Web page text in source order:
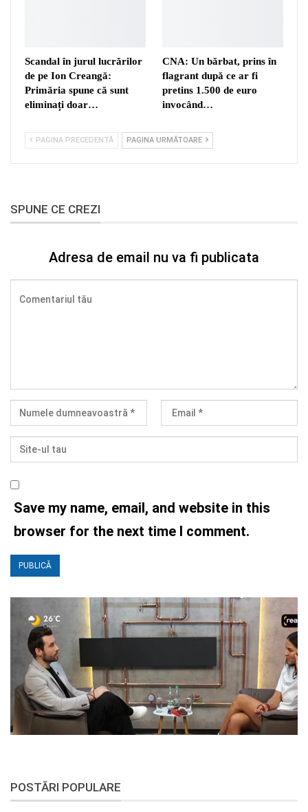
Scandal în jurul lucrărilor
de pe Ion Creangă:
Primăria spune că sunt
eliminați doar…
CNA: Un bărbat, prins în
flagrant după ce ar fi
pretins 1.500 de euro
invocând…
PAGINA PRECEDENTĂ PAGINA URMĂTOARE
SPUNE CE CREZI
Adresa de email nu va fi publicata
Save my name, email, and website in this
browser for the next time I comment.
POSTĂRI POPULARE